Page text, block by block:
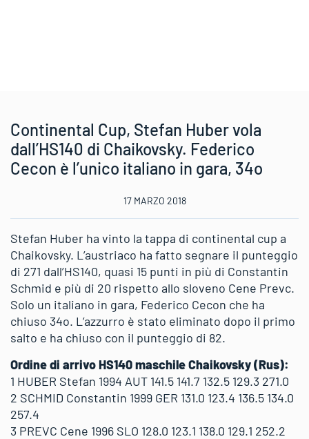
Continental Cup, Stefan Huber vola
dall’HS140 di Chaikovsky. Federico
Cecon è l’unico italiano in gara, 34o
17 MARZO 2018
Stefan Huber ha vinto la tappa di continental cup a
Chaikovsky. L’austriaco ha fatto segnare il punteggio
di 271 dall’HS140, quasi 15 punti in più di Constantin
Schmid e più di 20 rispetto allo sloveno Cene Prevc.
Solo un italiano in gara, Federico Cecon che ha
chiuso 34o. L’azzurro è stato eliminato dopo il primo
salto e ha chiuso con il punteggio di 82.
Ordine di arrivo HS140 maschile Chaikovsky (Rus):
1 HUBER Stefan 1994 AUT 141.5 141.7 132.5 129.3 271.0
2 SCHMID Constantin 1999 GER 131.0 123.4 136.5 134.0
257.4
3 PREVC Cene 1996 SLO 128.0 123.1 138.0 129.1 252.2